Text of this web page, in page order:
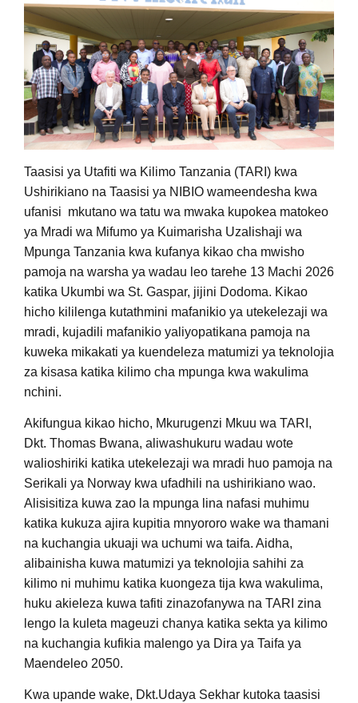
Taasisi ya Utafiti wa Kilimo Tanzania (TARI) kwa
Ushirikiano na Taasisi ya NIBIO wameendesha kwa
ufanisi mkutano wa tatu wa mwaka kupokea matokeo
ya Mradi wa Mifumo ya Kuimarisha Uzalishaji wa
Mpunga Tanzania kwa kufanya kikao cha mwisho
pamoja na warsha ya wadau leo tarehe 13 Machi 2026
katika Ukumbi wa St. Gaspar, jijini Dodoma. Kikao
hicho kililenga kutathmini mafanikio ya utekelezaji wa
mradi, kujadili mafanikio yaliyopatikana pamoja na
kuweka mikakati ya kuendeleza matumizi ya teknolojia
za kisasa katika kilimo cha mpunga kwa wakulima
nchini.
Akifungua kikao hicho, Mkurugenzi Mkuu wa TARI,
Dkt. Thomas Bwana, aliwashukuru wadau wote
walioshiriki katika utekelezaji wa mradi huo pamoja na
Serikali ya Norway kwa ufadhili na ushirikiano wao.
Alisisitiza kuwa zao la mpunga lina nafasi muhimu
katika kukuza ajira kupitia mnyororo wake wa thamani
na kuchangia ukuaji wa uchumi wa taifa. Aidha,
alibainisha kuwa matumizi ya teknolojia sahihi za
kilimo ni muhimu katika kuongeza tija kwa wakulima,
huku akieleza kuwa tafiti zinazofanywa na TARI zina
lengo la kuleta mageuzi chanya katika sekta ya kilimo
na kuchangia kufikia malengo ya Dira ya Taifa ya
Maendeleo 2050.
Kwa upande wake, Dkt.Udaya Sekhar kutoka taasisi